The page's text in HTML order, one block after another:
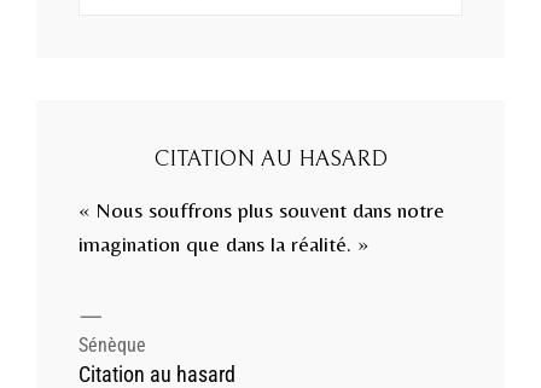
CITATION AU HASARD
« Nous souffrons plus souvent dans notre
imagination que dans la réalité. »
—
Sénèque
Citation au hasard